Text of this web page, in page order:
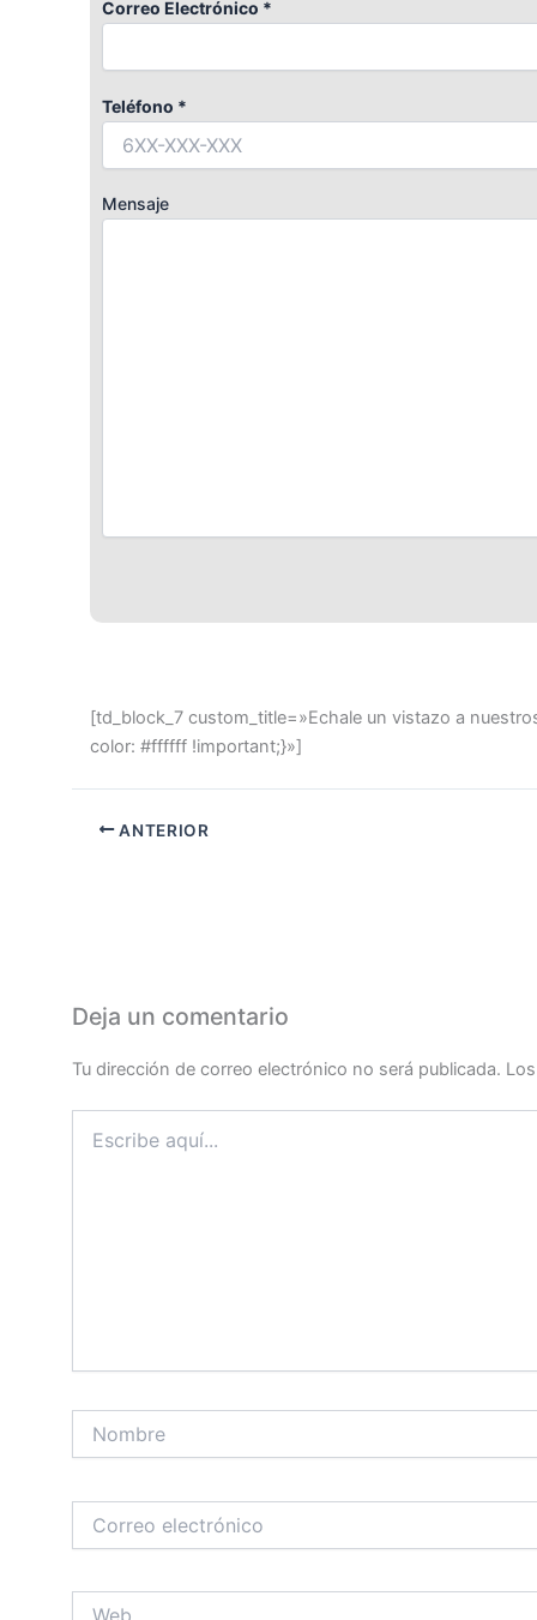
Correo Electrónico *
Teléfono *
Mensaje
[td_block_7 custom_title=»Echale un vistazo a
color: #ffffff !important;}»]
ANTERIOR
Deja un comentario
Tu dirección de correo electrónico no será publicada.
aquí...
electrónico